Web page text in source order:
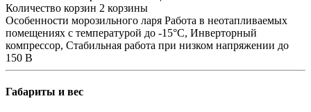
Количество корзин 2 корзины
Особенности морозильного ларя Работа в неотапливаемых
помещениях с температурой до -15°C, Инверторный
компрессор, Стабильная работа при низком напряжении до
150 В
Габариты и вес